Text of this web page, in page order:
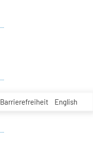
Barrierefreiheit English